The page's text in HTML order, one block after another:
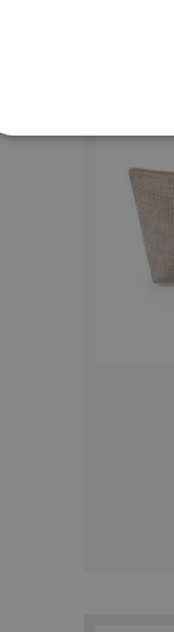
NON CLASSIFICATI
I cookie strettamente
sito web non può essere